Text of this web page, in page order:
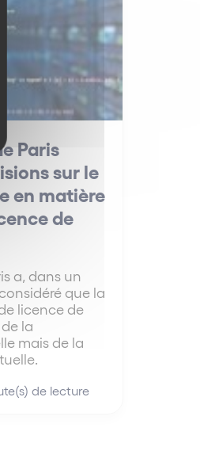
Paris
sur le
en matière
de
a, dans un
que la
licence de
la
mais de la
de lecture